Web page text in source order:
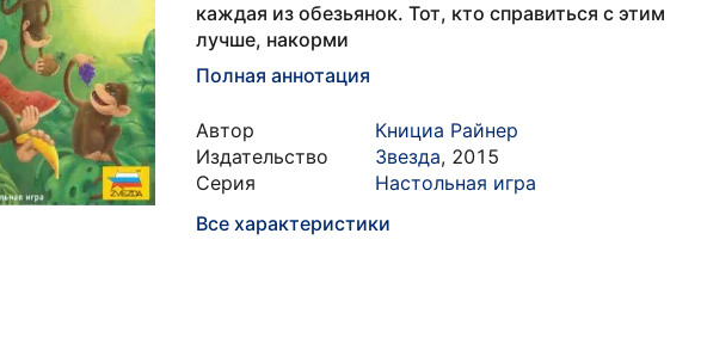
каждая из обезьянок. Тот, кто справиться с этим
лучше, накорми
Полная аннотация
Автор
Книциа Райнер
Издательство
Звезда, 2015
Серия
Настольная игра
Все характеристики